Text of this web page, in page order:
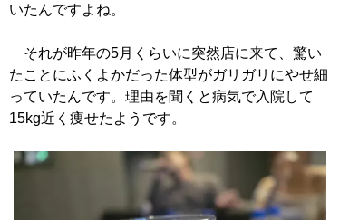
いたんですよね。
それが昨年の5月くらいに突然店に来て、驚い
たことにふくよかだった体型がガリガリにやせ細
っていたんです。理由を聞くと病気で入院して
15kg近く痩せたようです。